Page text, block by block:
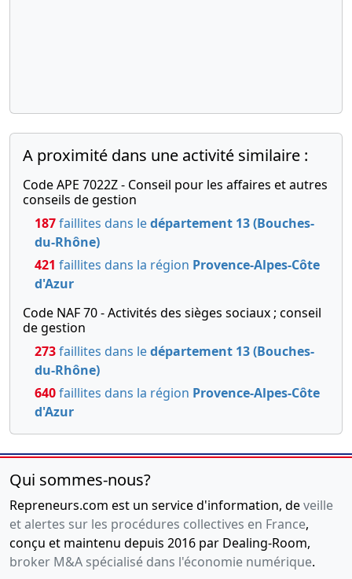
A proximité dans une activité similaire :
Code APE 7022Z - Conseil pour les affaires et autres
conseils de gestion
187faillites dans ledépartement 13 (Bouches-
du-Rhône)
421 faillites dans la région Provence-Alpes-Côte
d'Azur
Code NAF 70 - Activités des sièges sociaux ; conseil
de gestion
273faillites dans ledépartement 13 (Bouches-
du-Rhône)
640faillites dans la région Provence-Alpes-Côte
d'Azur
Qui sommes-nous?
Repreneurs.com est un service d'information, deveille
et alertes sur les procédures collectives en France,
conçu et maintenu depuis 2016 par Dealing-Room,
broker M&A spécialisé dans l'économie numérique.